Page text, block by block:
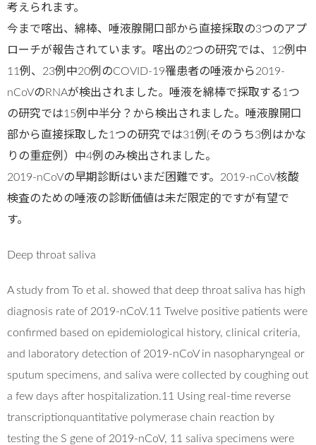
考えられます。
今まで喀出、綿棒、唾液腺開口部から直接採取の3つのアプ
ローチが報告されています。喀出の2つの研究では、12例中
11例、23例中20例のCOVID-19罹患者の唾液から2019-
nCoVのRNAが検出されました。唾液を綿棒で採取する1つ
の研究では15例中半分？から検出されました。唾液腺開口
部から直接採取した1つの研究では31例(そのうち3例はかな
りの重症例）中4例のみ検出されました。
2019-nCoVの早期診断はいまだ困難です。2019-nCoV核酸
検査のための唾液の診断価値は未だ限定的ですが有望で
す。
Deep throat saliva
A study from To et al. showed that deep throat saliva has high
diagnosis rate of 2019-nCoV.11 Twelve positive patients were
confirmed based on epidemiological history, clinical criteria,
and laboratory detection of 2019-nCoV in nasopharyngeal or
sputum specimens, and saliva were collected by coughing out
a few days after hospitalization.11 Using real-time reverse
transcriptionquantitative polymerase chain reaction by
testing the S gene of 2019-nCoV, 11 saliva specimens were